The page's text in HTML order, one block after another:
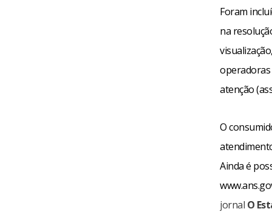
Foram
na
operadoras
atenção
O
Ainda é
jornal O